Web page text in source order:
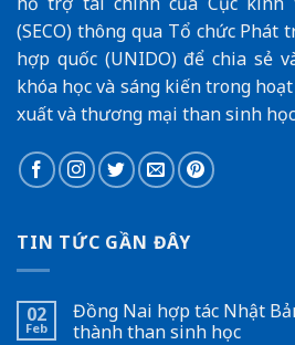
(SECO) thông qua Tổ chức Phát
hợp quốc (UNIDO)để chia sẻ
khóa học và sáng kiến trong
xuất và thương mại than sinh
TIN TỨC GẦN ĐÂY
02
Feb
Đồng Nai hợp tác Nhật
thành than sinh học